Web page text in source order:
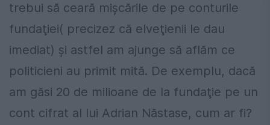
trebui să ceară mişcările de pe conturile
fundaţiei( precizez că elveţienii le dau
imediat) şi astfel am ajunge să aflăm ce
politicieni au primit mită. De exemplu, dacă
am găsi 20 de milioane de la fundaţie pe un
cont cifrat al lui Adrian Năstase, cum ar fi?